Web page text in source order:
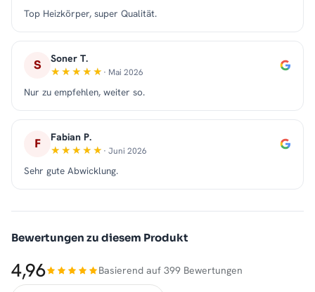
Top Heizkörper, super Qualität.
S Soner T.
· Mai 2026
Nur zu empfehlen, weiter so.
F Fabian P.
· Juni 2026
Sehr gute Abwicklung.
Bewertungen zu diesem Produkt
4,96 Basierend auf 399 Bewertungen